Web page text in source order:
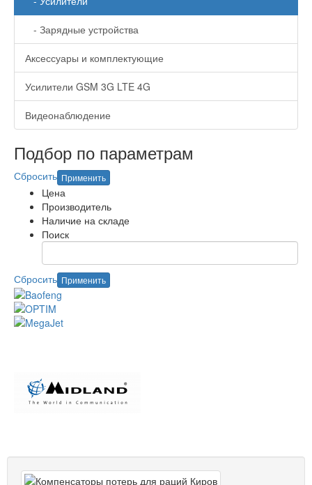
- Зарядные устройства
Аксессуары и комплектующие
Усилители GSM 3G LTE 4G
Видеонаблюдение
Подбор по параметрам
Сбросить Применить
Цена
Производитель
Наличие на складе
Поиск
Сбросить Применить